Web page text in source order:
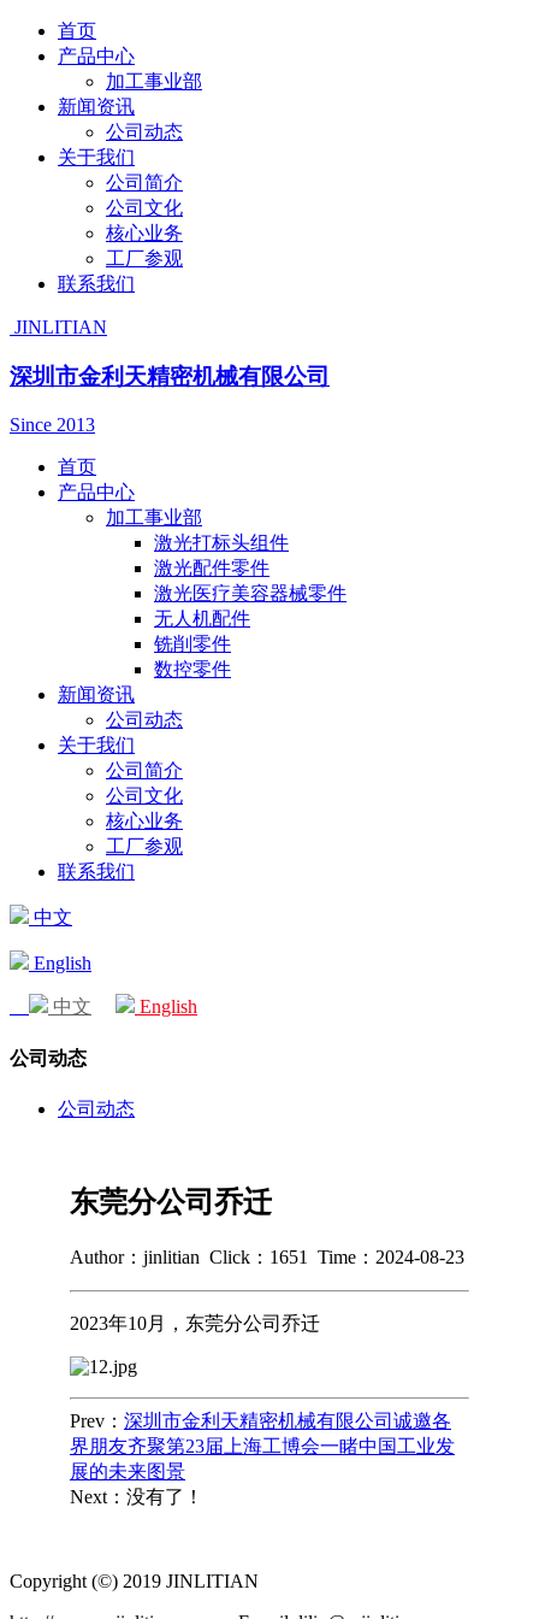
首页
产品中心
加工事业部
新闻资讯
公司动态
关于我们
公司简介
公司文化
核心业务
工厂参观
联系我们
JINLITIAN
深圳市金利天精密机械有限公司
Since 2013
首页
产品中心
加工事业部
激光打标头组件
激光配件零件
激光医疗美容器械零件
无人机配件
铣削零件
数控零件
新闻资讯
公司动态
关于我们
公司简介
公司文化
核心业务
工厂参观
联系我们
中文
English
中文 English
公司动态
公司动态
东莞分公司乔迁
Author：jinlitian Click： 1651 Time：2024-08-23
2023年10月， 东莞分公司乔迁
Prev： 深圳市金利天精密机械有限公司诚邀各
界朋友齐聚第23届上海工博会一睹中国工业发
展的未来图景
Next：没有了！
Copyright (©) 2019 JINLITIAN